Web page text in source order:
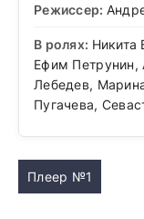
Режиссер:
В ролях: Никита
Ефим Петрунин,
Лебедев,
Пугачева,
Плеер №1